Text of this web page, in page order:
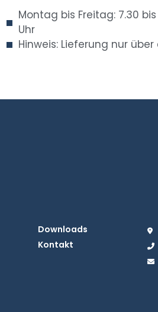
Montag bis Freitag: 7.30 bis
Uhr
Hinweis: Lieferung nur
Downloads
Kontakt